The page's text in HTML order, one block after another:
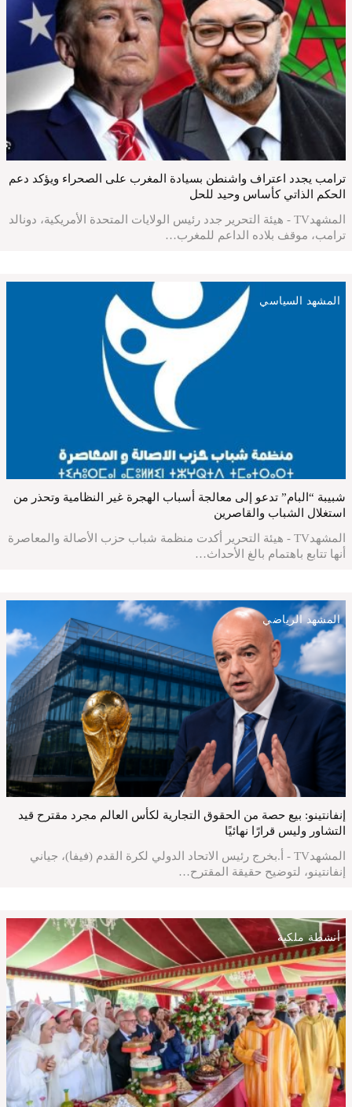
ترامب يجدد اعتراف واشنطن بسيادة المغرب على الصحراء ويؤكد دعم
الحكم الذاتي كأساس وحيد للحل
المشهدTV - هيئة التحرير جدد رئيس الولايات المتحدة الأمريكية، دونالد
ترامب، موقف بلاده الداعم للمغرب…
المشهد السياسي
شبيبة “البام” تدعو إلى معالجة أسباب الهجرة غير النظامية وتحذر من
استغلال الشباب والقاصرين
المشهدTV - هيئة التحرير أكدت منظمة شباب حزب الأصالة والمعاصرة
أنها تتابع باهتمام بالغ الأحداث…
المشهد الرياضي
إنفانتينو: بيع حصة من الحقوق التجارية لكأس العالم مجرد مقترح قيد
التشاور وليس قرارًا نهائيًا
المشهدTV - أ.بخرج رئيس الاتحاد الدولي لكرة القدم (فيفا)، جياني
إنفانتينو، لتوضيح حقيقة المقترح…
أنشطة ملكية